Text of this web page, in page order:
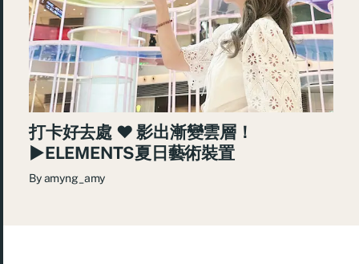
打卡好去處 ♥ 影出漸變雲層！
►ELEMENTS夏日藝術裝置
Byamyng_amy